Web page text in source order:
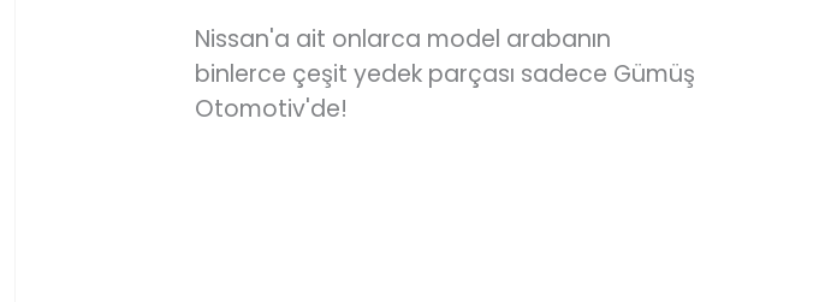
Nissan'a ait onlarca model arabanın
binlerce çeşit yedek parçası sadece Gümüş
Otomotiv'de!